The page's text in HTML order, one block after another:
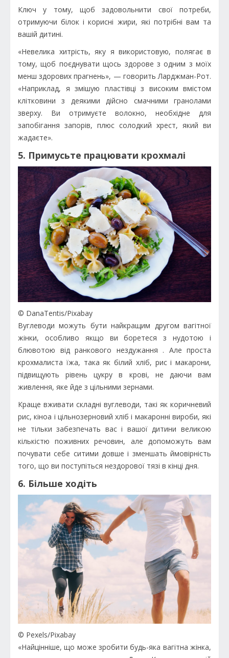
Ключ у тому, щоб задовольнити свої потреби,
отримуючи білок і корисні жири, які потрібні вам та
вашій дитині.
«Невелика хитрість, яку я використовую, полягає в
тому, щоб поєднувати щось здорове з одним з моїх
менш здорових прагнень», — говорить Ларджман-Рот.
«Наприклад, я змішую пластівці з високим вмістом
клітковини з деякими дійсно смачними гранолами
зверху. Ви отримуєте волокно, необхідне для
запобігання запорів, плюс солодкий хрест, який ви
жадаєте».
5. Примусьте працювати крохмалі
© DanaTentis/Pixabay
Вуглеводи можуть бути найкращим другом вагітної
жінки, особливо якщо ви боретеся з нудотою і
блювотою від ранкового нездужання . Але проста
крохмалиста їжа, така як білий хліб, рис і макарони,
підвищують рівень цукру в крові, не даючи вам
живлення, яке йде з цільними зернами.
Краще вживати складні вуглеводи, такі як коричневий
рис, кіноа і цільнозерновий хліб і макаронні вироби, які
не тільки забезпечать вас і вашої дитини великою
кількістю поживних речовин, але допоможуть вам
почувати себе ситими довше і зменшать ймовірність
того, що ви поступіться нездорової тязі в кінці дня.
6. Більше ходіть
© Pexels/Pixabay
«Найцінніше, що може зробити будь-яка вагітна жінка,